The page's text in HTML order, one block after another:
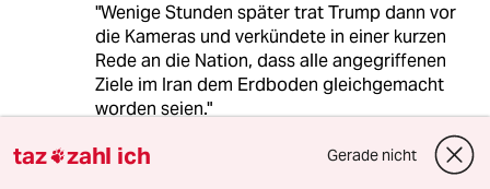
"Wenige Stunden später trat Trump dann vor
die Kameras und verkündete in einer kurzen
Rede an die Nation, dass alle angegriffenen
Ziele im Iran dem Erdboden gleichgemacht
worden seien."
Eigenartige Formulierung für eine Bombe auf
taz zahl ich Gerade nicht